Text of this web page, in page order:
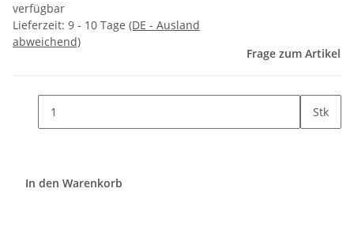
verfügbar
Lieferzeit: 9 - 10 Tage (DE - Ausland
abweichend)
Frage zum Artikel
Stk
In den Warenkorb